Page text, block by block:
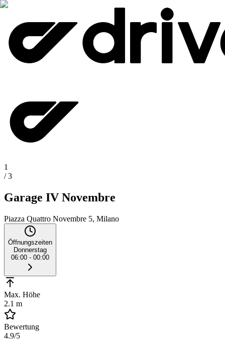
1
/3
Garage IV Novembre
Piazza Quattro Novembre 5, Milano
Öffnungszeiten
Donnerstag
06:00 - 00:00
Max. Höhe
2.1 m
Bewertung
4.9/5